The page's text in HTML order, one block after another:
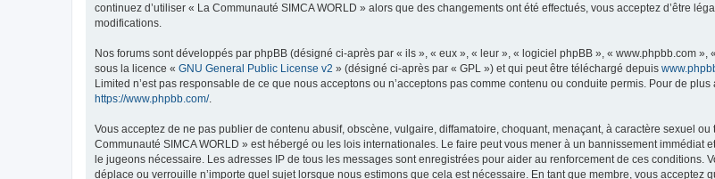
continuez d’utiliser « La Communauté SIMCA WORLD » alors que des changements ont été effectués, vous acceptez d’être
modifications.
Nos forums sont développés par phpBB (désigné ci-après par « ils », « eux », « leur », « logiciel phpBB », « www.phpbb.com
sous la licence « GNU General Public License v2 » (désigné ci-après par « GPL ») et qui peut être téléchargé depuis
Limited n’est pas responsable de ce que nous acceptons ou n’acceptons pas comme contenu ou conduite permis. Pour de
https://www.phpbb.com/.
Vous acceptez de ne pas publier de contenu abusif, obscène, vulgaire, diffamatoire, choquant, menaçant, à caractère sexuel
Communauté SIMCA WORLD » est hébergé ou les lois internationales. Le faire peut vous mener à un bannissement immédiat
le jugeons nécessaire. Les adresses IP de tous les messages sont enregistrées pour aider au renforcement de ces conditions.
déplace ou verrouille n’importe quel sujet lorsque nous estimons que cela est nécessaire. En tant que membre, vous